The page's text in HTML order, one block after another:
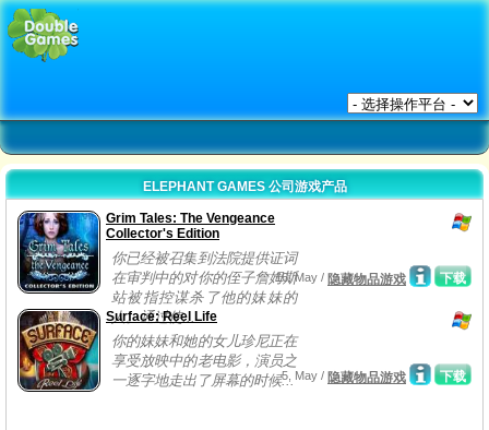
ELEPHANT GAMES 公司游戏产品
Grim Tales: The Vengeance
Collector's Edition
你已经被召集到法院提供证词
在审判中的对你的侄子詹姆斯
站被指控谋杀了他的妹妹的
人。通过使...
下载
16, May / 隐藏物品游戏
Surface: Reel Life
你的妹妹和她的女儿珍尼正在
享受放映中的老电影，演员之
一逐字地走出了屏幕的时候...
下载
5, May / 隐藏物品游戏